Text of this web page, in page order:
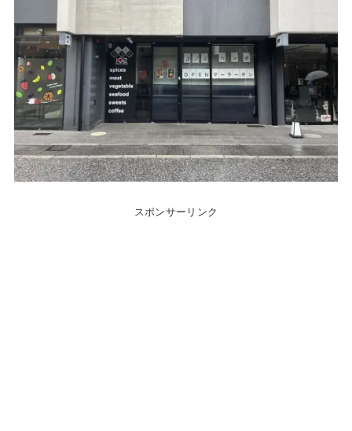
スポンサーリンク